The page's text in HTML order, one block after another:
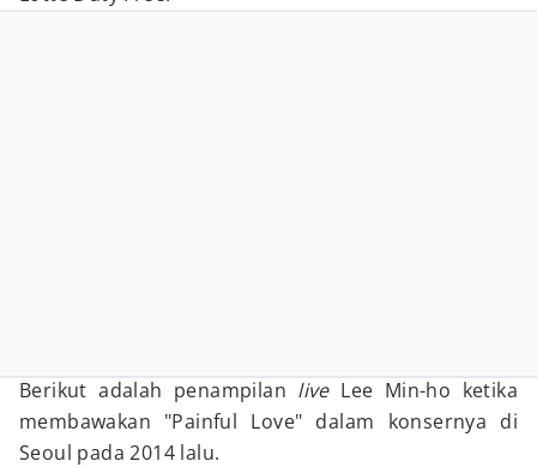
Berikut adalah penampilan live Lee Min-ho ketika
membawakan "Painful Love" dalam konsernya di
Seoul pada 2014 lalu.